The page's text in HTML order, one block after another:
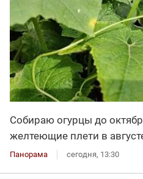
Собираю огурцы до
желтеющие плети в
Панорама сегодня, 13:30